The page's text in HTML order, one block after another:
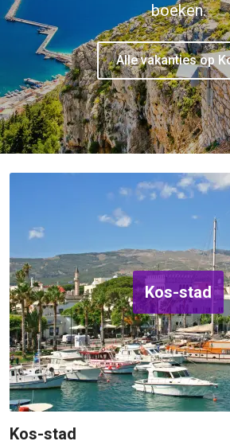
boeken.
Alle vakanties op
Kos-stad
Kos-stad